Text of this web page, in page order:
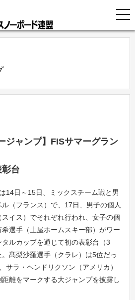
ャンプ
ジャンプ】FISサマーグラン
台
14日～15日、ミックスチーム戦と男
（フランス）で、17日、男子の個人
イス）でそれぞれ行われ、女子の個
選手（土屋ホームスキー部）がワー
ルカップを通じて初の表彰台（3
髙梨沙羅選手（クラレ）は5位だっ
サラ・ヘンドリクソン（アメリカ）
離をマークする大ジャンプを披露し